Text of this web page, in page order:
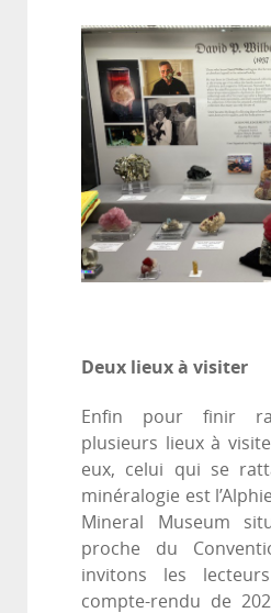
Deux lieux à visiter
Enfin pour finir
plusieurs lieux à
eux, celui qui se
minéralogie est
Mineral Museum
proche du
invitons les
compte-rendu de